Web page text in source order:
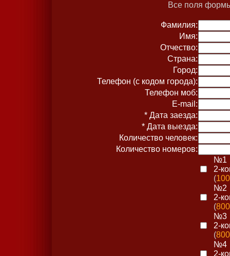
Все поля
Фамилия:
Имя:
Отчество:
Страна:
Город:
Телефон (с кодом города):
Телефон моб:
E-mail:
* Дата заезда:
* Дата выезда:
Количество человек:
Количество номеров:
№1
2-
(
№2
2-
(
№3
2-
(
№4
2-